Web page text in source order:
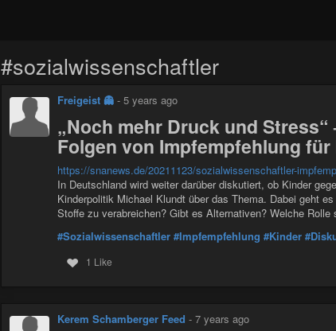
#sozialwissenschaftler
Freigeist 👻 - 5 years ago
„Noch mehr Druck und
Folgen von Impfempfehlung
https://snanews.de/20211123/sozialwissenschaftler-
In Deutschland wird weiter darüber diskutiert, ob Kinder
Kinderpolitik Michael Klundt über das Thema. Dabei geht
Stoffe zu verabreichen? Gibt es Alternativen? Welche Rolle
#Sozialwissenschaftler #Impfempfehlung #Kinder
1 Like
Kerem Schamberger Feed - 7 years ago